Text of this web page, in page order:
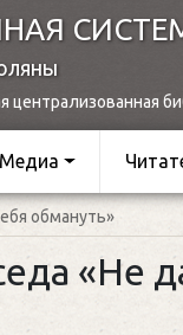
централизованная
Медиа
обмануть»
«Не